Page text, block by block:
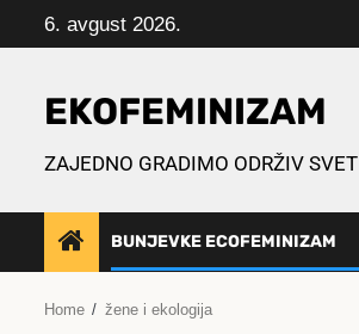
to
6. avgust 2026.
EKOFEMINIZAM
ZAJEDNO GRADIMO ODRŽIV SVET
BUNJEVKE ECOFEMINIZAM
Home žene i ekologija